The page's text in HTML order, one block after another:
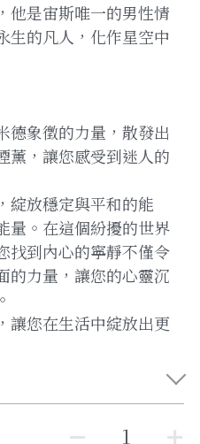
他是宙斯唯一的男性情
生的凡人，化作星空中
德象徵的力量，散發出
薰，讓您感受到迷人的
綻放穩定與平和的能
量。在這個紛擾的世界
找到內心的寧靜不僅令
的力量，讓您的心靈沉
讓您在生活中綻放出更